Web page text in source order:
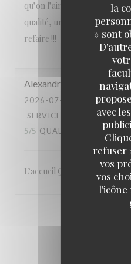
la
» sont
avec
refuser
vos
vos
l'icône
qu’on l’aime avec des
qualité, une équipe
refaire !!!
Alexandre
2026-07-23
- 19:00 -
SERVICE
AMBIANCE:
5/5 QUALITÉ / PRIX : 5/5
L’accueil Qualité du service